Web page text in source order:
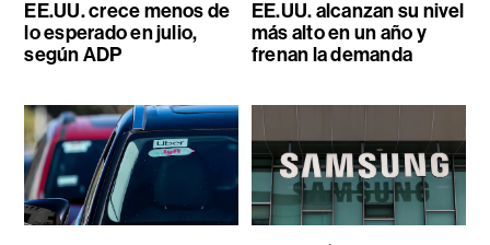
EE.UU. crece menos de
lo esperado en julio,
según ADP
EE.UU. alcanzan su nivel
más alto en un año y
frenan la demanda